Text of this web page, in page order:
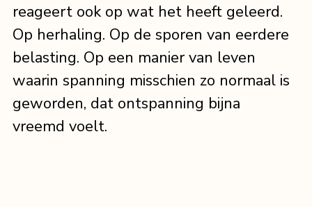
reageert ook op wat het heeft geleerd.
Op herhaling. Op de sporen van eerdere
belasting. Op een manier van leven
waarin spanning misschien zo normaal is
geworden, dat ontspanning bijna
vreemd voelt.